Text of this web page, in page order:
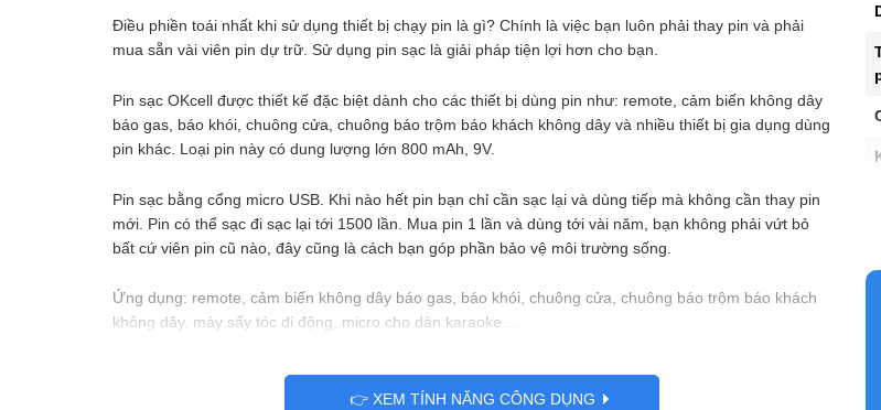
Điều phiền toái nhất khi sử dụng thiết bị chạy pin là gì? Chính là việc bạn luôn phải thay pin và phải
mua sẵn vài viên pin dự trữ. Sử dụng pin sạc là giải pháp tiện lợi hơn cho bạn.
Pin sạc OKcell được thiết kế đặc biệt dành cho các thiết bị dùng pin như: remote, cảm biến không dây
báo gas, báo khói, chuông cửa, chuông báo trộm báo khách không dây và nhiều thiết bị gia dụng dùng
pin khác. Loại pin này có dung lượng lớn 800 mAh, 9V.
Pin sạc bằng cổng micro USB. Khi nào hết pin bạn chỉ cần sạc lại và dùng tiếp mà không cần thay pin
mới. Pin có thể sạc đi sạc lại tới 1500 lần. Mua pin 1 lần và dùng tới vài năm, bạn không phải vứt bỏ
bất cứ viên pin cũ nào, đây cũng là cách bạn góp phần bảo vệ môi trường sống.
Ứng dụng: remote, cảm biến không dây báo gas, báo khói, chuông cửa, chuông báo trộm báo khách
không dây, máy sấy tóc di động, micro cho dàn karaoke…
👉 XEM TÍNH NĂNG CÔNG DỤNG